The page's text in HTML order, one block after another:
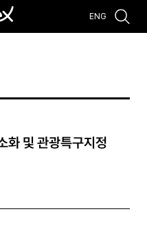
ENG
화 및 관광특구지정